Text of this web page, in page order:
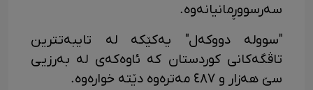
سەرسووڕمانیانەوە.
"سوولە دووکەل" یەکێکە لە تایبەتترین
تاڤگەکانی کوردستان کە ئاوەکەی لە بەرزیی
سێ هەزار و ٤٨٧ مەترەوە دێتە خوارەوە.